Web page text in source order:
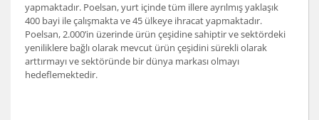
yapmaktadır. Poelsan, yurt içinde tüm illere ayrılmış yaklaşık
400 bayi ile çalışmakta ve 45 ülkeye ihracat yapmaktadır.
Poelsan, 2.000’in üzerinde ürün çeşidine sahiptir ve sektördeki
yeniliklere bağlı olarak mevcut ürün çeşidini sürekli olarak
arttırmayı ve sektöründe bir dünya markası olmayı
hedeflemektedir.